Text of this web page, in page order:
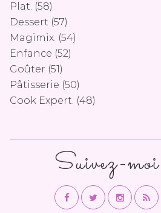
Plat. (58)
Dessert (57)
Magimix. (54)
Enfance (52)
Goûter (51)
Pâtisserie (50)
Cook Expert. (48)
Suivez-moi